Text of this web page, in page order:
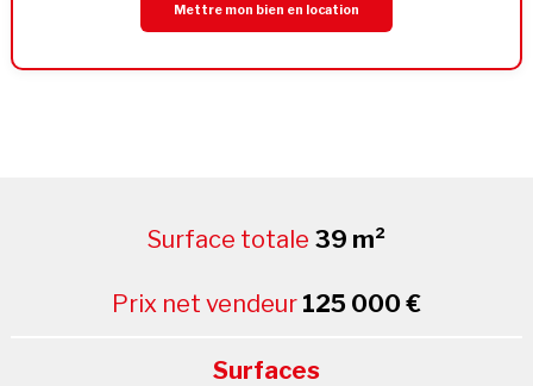
Mettre mon bien en location
Surface totale 39 m²
Prix net vendeur 125 000 €
Surfaces